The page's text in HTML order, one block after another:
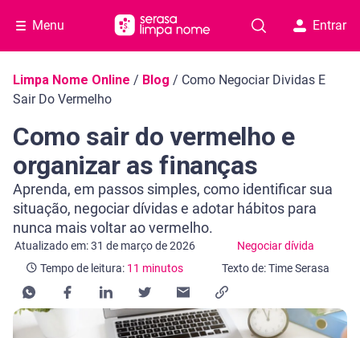
Menu Entrar
Navegação do blog
Limpa Nome Online / Blog / Como Negociar Dividas E
Sair Do Vermelho
Como sair do vermelho e
organizar as finanças
Aprenda, em passos simples, como identificar sua
situação, negociar dívidas e adotar hábitos para
nunca mais voltar ao vermelho.
Atualizado em: 31 de março de 2026 Negociar dívida
Categoria Negociar dívida
Tempo de leitura: 11 minutos
Tempo de leitura: 11 minutos
Texto de: Time Serasa